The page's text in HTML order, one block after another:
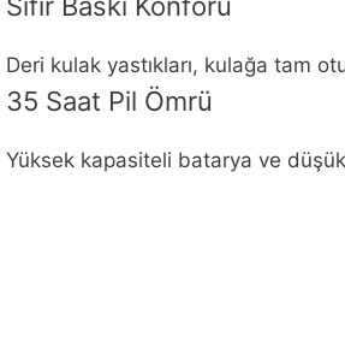
Deri kulak yastıkları, kulağa tam
35 Saat Pil Ömrü
Yüksek kapasiteli batarya ve